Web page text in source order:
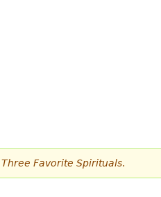
Favorite Spirituals.